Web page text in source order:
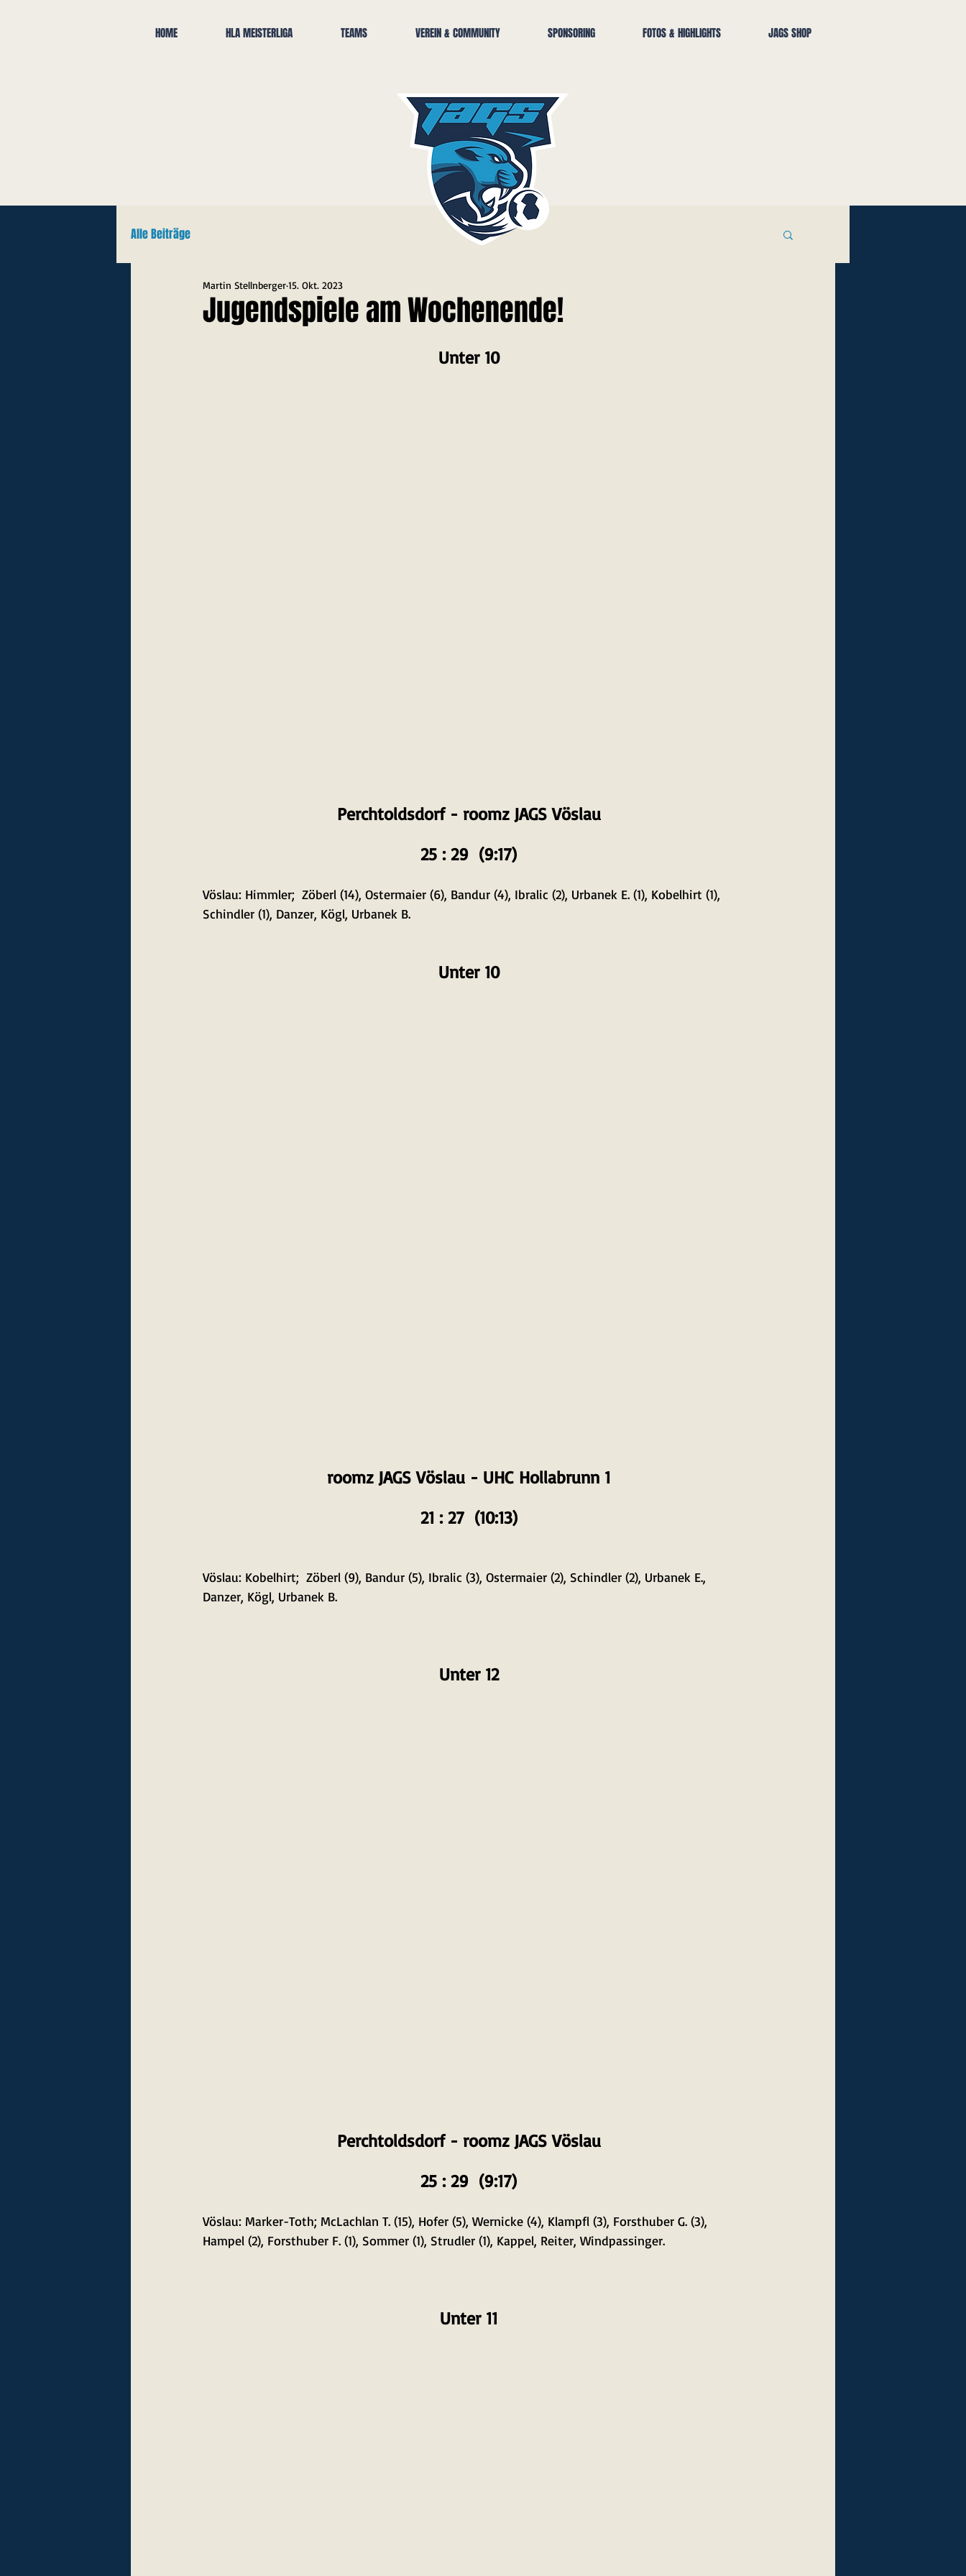
HOME HLA MEISTERLIGA TEAMS VEREIN & COMMUNITY SPONSORING FOTOS & HIGHLIGHTS JAGS SHOP
Alle Beiträge
Jugendspiele am Wochenende!
Martin Stellnberger15. Okt. 2023
Unter 10
Perchtoldsdorf - roomz JAGS Vöslau
25 : 29  (9:17)
Vöslau: Himmler;  Zöberl (14), Ostermaier (6), Bandur (4), Ibralic (2), Urbanek E. (1), Kobelhirt (1),
Schindler (1), Danzer, Kögl, Urbanek B.
Unter 10
roomz JAGS Vöslau - UHC Hollabrunn 1
21 : 27  (10:13)
Vöslau: Kobelhirt;  Zöberl (9), Bandur (5), Ibralic (3), Ostermaier (2), Schindler (2), Urbanek E.,
Danzer, Kögl, Urbanek B.
Unter 12
Perchtoldsdorf - roomz JAGS Vöslau
25 : 29  (9:17)
Vöslau: Marker-Toth; McLachlan T. (15), Hofer (5), Wernicke (4), Klampfl (3), Forsthuber G. (3),
Hampel (2), Forsthuber F. (1), Sommer (1), Strudler (1), Kappel, Reiter, Windpassinger.
Unter 11